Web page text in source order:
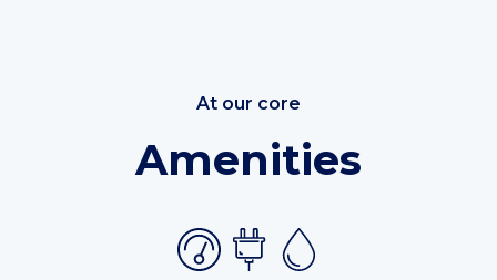
At our core
Amenities